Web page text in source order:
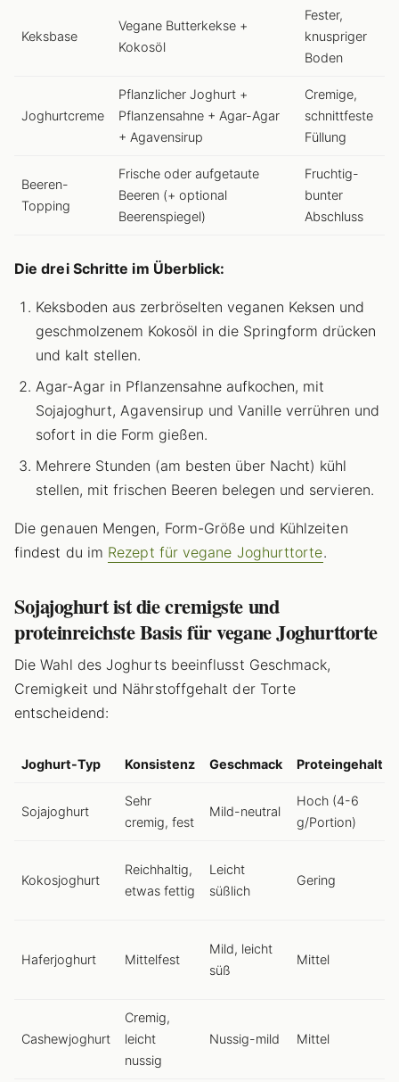
Keksbase
Vegane Butterkekse +
Kokosöl
Fester,
knuspriger
Boden
Joghurtcreme
Pflanzlicher Joghurt +
Pflanzensahne + Agar-Agar
+ Agavensirup
Cremige,
schnittfeste
Füllung
Beeren-
Topping
Frische oder aufgetaute
Beeren (+ optional
Beerenspiegel)
Fruchtig-
bunter
Abschluss
Die drei Schritte im Überblick:
Keksboden aus zerbröselten veganen Keksen und
geschmolzenem Kokosöl in die Springform drücken
und kalt stellen.
Agar-Agar in Pflanzensahne aufkochen, mit
Sojajoghurt, Agavensirup und Vanille verrühren und
sofort in die Form gießen.
Mehrere Stunden (am besten über Nacht) kühl
stellen, mit frischen Beeren belegen und servieren.
Die genauen Mengen, Form-Größe und Kühlzeiten
findest du im Rezept für vegane Joghurttorte.
Sojajoghurt ist die cremigste und
proteinreichste Basis für vegane Joghurttorte
Die Wahl des Joghurts beeinflusst Geschmack,
Cremigkeit und Nährstoffgehalt der Torte
entscheidend:
Joghurt-Typ Konsistenz Geschmack Proteingehalt
Sojajoghurt
Sehr
cremig, fest
Mild-neutral
Hoch (4-6
g/Portion)
Kokosjoghurt
Reichhaltig,
etwas fettig
Leicht
süßlich
Gering
Haferjoghurt Mittelfest
Mild, leicht
süß
Mittel
Cashewjoghurt
Cremig,
leicht
nussig
Nussig-mild Mittel